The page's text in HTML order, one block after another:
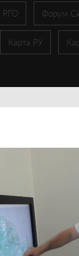
РГО Форум
Карта РУ